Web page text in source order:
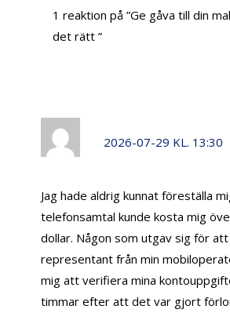
1 reaktion på ”Ge gåva till din
det rätt ”
2026-07-29 KL. 13:30
Jag hade aldrig kunnat föreställa
telefonsamtal kunde kosta mig
dollar. Någon som utgav sig för
representant från min
mig att verifiera mina
timmar efter att det var gjort